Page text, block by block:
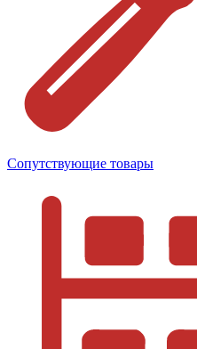
Сопутствующие товары